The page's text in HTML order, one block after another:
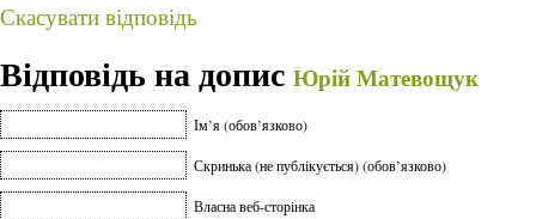
Скасувати відповідь
Відповідь на допис Юрій Матевощук
Ім’я (обов’язково)
Скринька (не публікується) (обов’язково)
Власна веб-сторінка